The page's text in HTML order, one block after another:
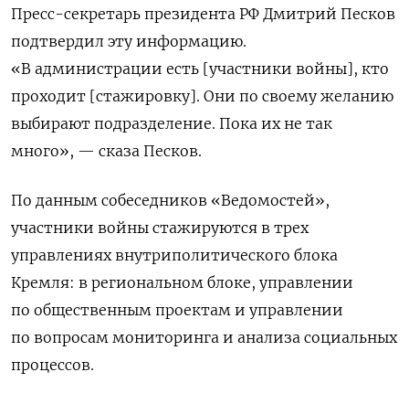
Пресс-секретарь президента РФ Дмитрий Песков
подтвердил эту информацию.
«В администрации есть [участники войны], кто
проходит [стажировку]. Они по своему желанию
выбирают подразделение. Пока их не так
много», — сказа Песков.
По данным собеседников «Ведомостей»,
участники войны стажируются в трех
управлениях внутриполитического блока
Кремля: в региональном блоке, управлении
по общественным проектам и управлении
по вопросам мониторинга и анализа социальных
процессов.